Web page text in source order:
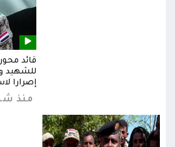
قائد
للشهيد
إصرارا
منذ